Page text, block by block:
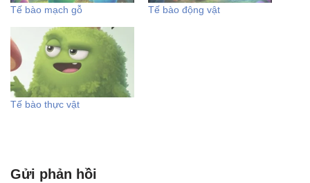
Tế bào mạch gỗ Tế bào động vật
Tế bào thực vật
Gửi phản hồi